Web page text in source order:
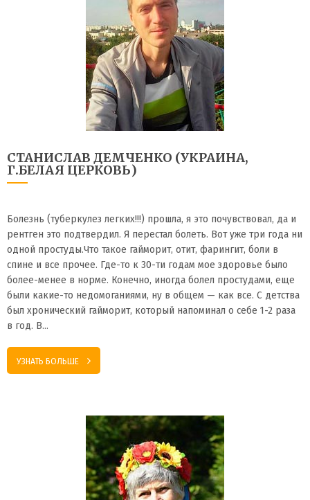
СТАНИСЛАВ ДЕМЧЕНКО (УКРАИНА,
Г.БЕЛАЯ ЦЕРКОВЬ)
Болезнь (туберкулез легких!!!) прошла, я это почувствовал, да и
рентген это подтвердил. Я перестал болеть. Вот уже три года ни
одной простуды.Что такое гайморит, отит, фарингит, боли в
спине и все прочее. Где-то к 30-ти годам мое здоровье было
более-менее в норме. Конечно, иногда болел простудами, еще
были какие-то недомоганиями, ну в общем — как все. С детства
был хронический гайморит, который напоминал о себе 1-2 раза
в год. В…
УЗНАТЬ БОЛЬШЕ